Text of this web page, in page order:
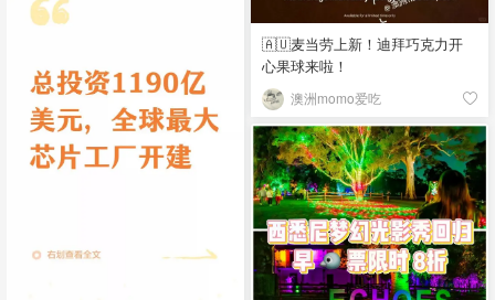
🇦🇺麦当劳上新！迪拜巧克力开
心果球来啦！
澳洲momo爱吃